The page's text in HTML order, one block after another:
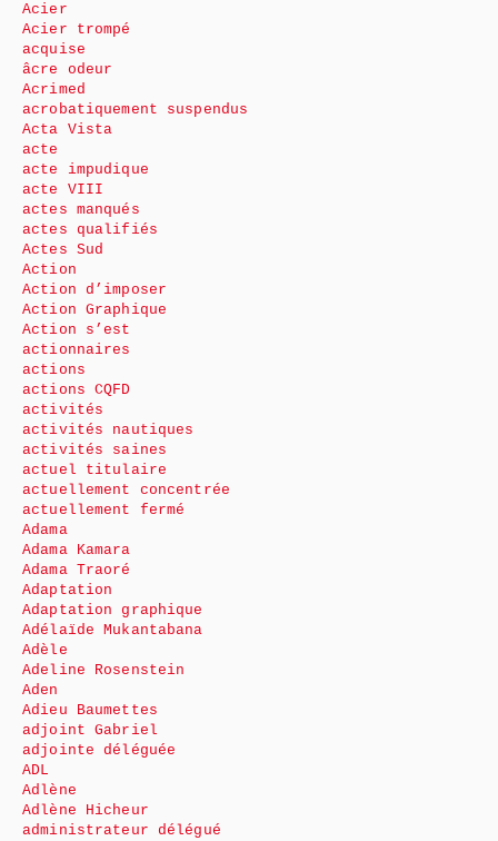
Acier
Acier trompé
acquise
âcre odeur
Acrimed
acrobatiquement suspendus
Acta Vista
acte
acte impudique
acte VIII
actes manqués
actes qualifiés
Actes Sud
Action
Action d’imposer
Action Graphique
Action s’est
actionnaires
actions
actions CQFD
activités
activités nautiques
activités saines
actuel titulaire
actuellement concentrée
actuellement fermé
Adama
Adama Kamara
Adama Traoré
Adaptation
Adaptation graphique
Adélaïde Mukantabana
Adèle
Adeline Rosenstein
Aden
Adieu Baumettes
adjoint Gabriel
adjointe déléguée
ADL
Adlène
Adlène Hicheur
administrateur délégué